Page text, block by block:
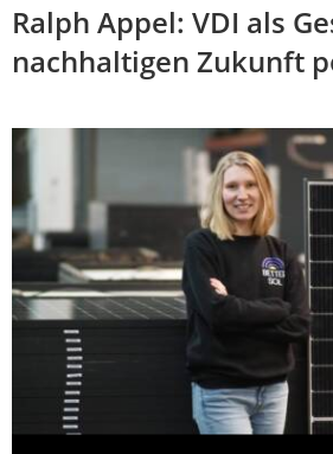
Ralph Appel: VDI als
nachhaltigen Zukunft